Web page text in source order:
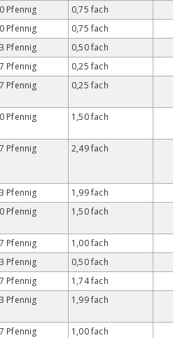
Pfennig
0,75 fach
Pfennig
0,75 fach
Pfennig
0,50 fach
Pfennig
0,25 fach
Pfennig 0,25 fach
Pfennig 1,50 fach
Pfennig 2,49 fach
Pfennig
1,99 fach
Pfennig 1,50 fach
Pfennig
1,00 fach
Pfennig
0,50 fach
Pfennig
1,74 fach
Pfennig 1,99 fach
Pfennig
1,00 fach